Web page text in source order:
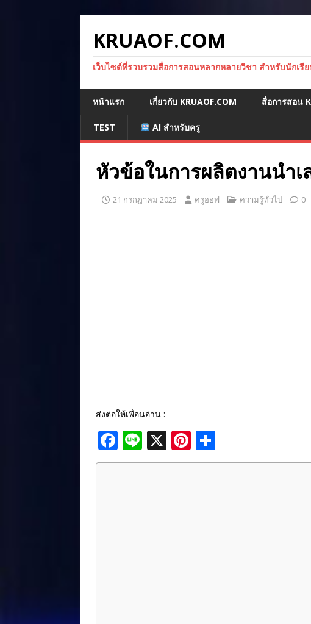
KRUAOF.COM
เว็บไซต์ที่รวบรวมสื่อการสอนหลากหลายวิชา สำหรับนักเรี
หน้าแรก เกี่ยวกับ KRUAOF.COM สื่อการสอน
TEST AI สำหรับครู
หัวข้อในการผลิตงานนำเ
21 กรกฎาคม 2025 ครูออฟ ความรู้ทั่วไป 0
ส่งต่อให้เพื่อนอ่าน :
F
a
Li
n
X Pi
n h